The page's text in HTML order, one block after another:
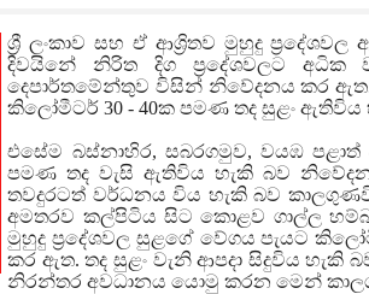
ශ්‍රී ලංකාව සහ ඒ ආශ්‍රිතව මුහුදු
දිවයිනේ නිරිත දිග ප්‍රදේශවලට අධික
දෙපාර්තමේන්තුව විසින් නිවේදනය කර
කිලෝමීටර් 30 - 40ක පමණ තද සුළං
එසේම බස්නාහිර, සබරගමුව, වයඹ පළාත්
පමණ තද වැසි ඇතිවිය හැකි බව
තවදුරටත් වර්ධනය විය හැකි බව
අමතරව කල්පිටිය සිට කොළව ගාල්ල
මුහුදු ප්‍රදේශවල සුළගේ වේගය පැයට
කර ඇත.තද සුළං වැනි ආපදා සිදුවිය හැකි
නිරන්තර අවධානය යොමු කරන මෙන්